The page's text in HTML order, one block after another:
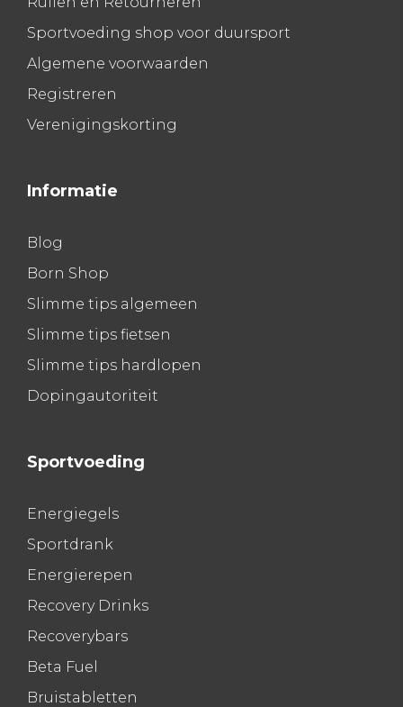
Sportvoeding shop voor duursport
Algemene voorwaarden
Registreren
Verenigingskorting
Informatie
Blog
Born Shop
Slimme tips algemeen
Slimme tips fietsen
Slimme tips hardlopen
Dopingautoriteit
Sportvoeding
Energiegels
Sportdrank
Energierepen
Recovery Drinks
Recoverybars
Beta Fuel
Bruistabletten